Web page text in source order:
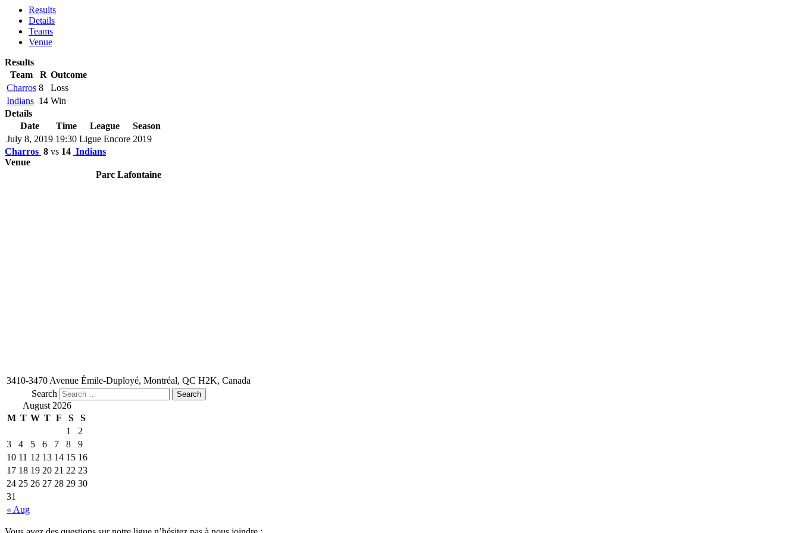
Results
Details
Teams
Venue
Results
Team
R Outcome
Charros 8
Loss
Indians 14 Win
Details
Date
Time League
Season
July 8, 2019 19:30 Ligue Encore 2019
Charros 8 vs 14 Indians
Venue
Parc Lafontaine
3410-3470 Avenue Émile-Duployé, Montréal, QC H2K, Canada
Search
August 2026
M T W T F S S
« Aug
1
2
3
4 5 6 7 8
9
10 11 12 13 14 15 16
17 18 19 20 21 22 23
24 25 26 27 28 29 30
31